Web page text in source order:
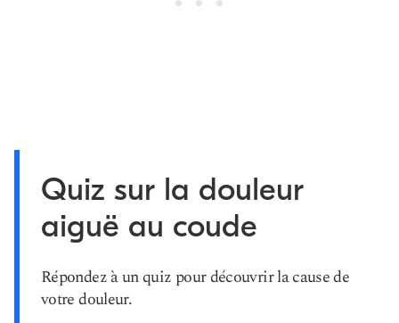
Quiz sur la douleur
aiguë au coude
Répondez à un quiz pour découvrir la cause de
votre douleur.